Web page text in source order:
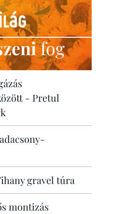
fog
- Pretul
gravel túra
montizás